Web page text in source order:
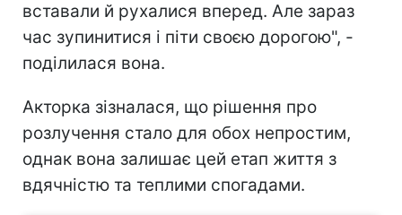
вставали й рухалися вперед. Але зараз
час зупинитися і піти своєю дорогою", -
поділилася вона.
Акторка зізналася, що рішення про
розлучення стало для обох непростим,
однак вона залишає цей етап життя з
вдячністю та теплими спогадами.